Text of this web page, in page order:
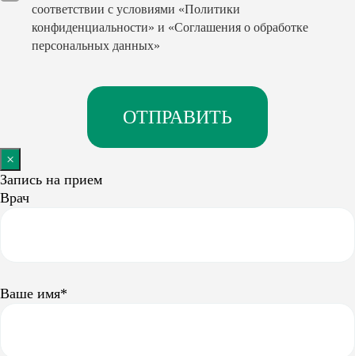
соответствии с условиями «Политики
конфиденциальности» и «Соглашения о обработке
персональных данных»
×
Запись на прием
Врач
Ваше имя*